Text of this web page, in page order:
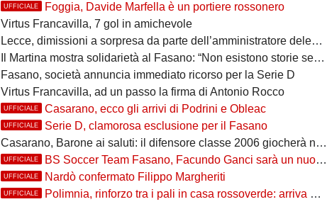
UFFICIALE Foggia, Davide Marfella è un portiere rossonero
Virtus Francavilla, 7 gol in amichevole
Lecce, dimissioni a sorpresa da parte dell’amministratore delegato
Il Martina mostra solidarietà al Fasano: “Non esistono storie senza avversari”
Fasano, società annuncia immediato ricorso per la Serie D
Virtus Francavilla, ad un passo la firma di Antonio Rocco
UFFICIALE Casarano, ecco gli arrivi di Podrini e Obleac
UFFICIALE Serie D, clamorosa esclusione per il Fasano
Casarano, Barone ai saluti: il difensore classe 2006 giocherà nel Lanciano
UFFICIALE BS Soccer Team Fasano, Facundo Ganci sarà un nuovo giocatore
UFFICIALE Nardò confermato Filippo Margheriti
UFFICIALE Polimnia, rinforzo tra i pali in casa rossoverde: arriva Victor De Caro